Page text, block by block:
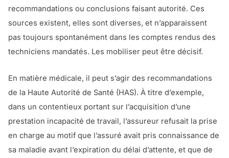
recommandations ou conclusions faisant autorité. Ces
sources existent, elles sont diverses, et n’apparaissent
pas toujours spontanément dans les comptes rendus des
techniciens mandatés. Les mobiliser peut être décisif.
En matière médicale, il peut s’agir des recommandations
de la Haute Autorité de Santé (HAS). À titre d’exemple,
dans un contentieux portant sur l’acquisition d’une
prestation incapacité de travail, l’assureur refusait la prise
en charge au motif que l’assuré avait pris connaissance de
sa maladie avant l’expiration du délai d’attente, et que de